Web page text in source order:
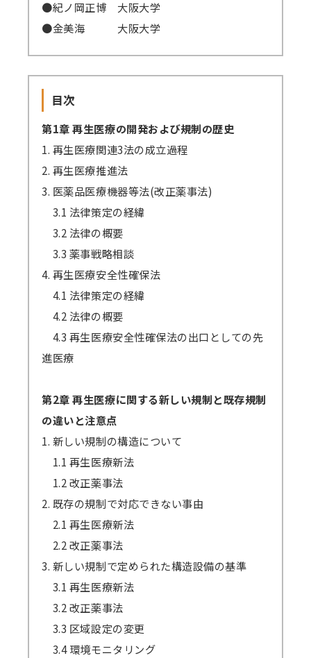
●紀ノ岡正博 大阪大学
●金美海 大阪大学
目次
第1章 再生医療の開発および規制の歴史
1. 再生医療関連3法の成立過程
2. 再生医療推進法
3. 医薬品医療機器等法(改正薬事法)
3.1 法律策定の経緯
3.2 法律の概要
3.3 薬事戦略相談
4. 再生医療安全性確保法
4.1 法律策定の経緯
4.2 法律の概要
4.3 再生医療安全性確保法の出口としての先
進医療
第2章 再生医療に関する新しい規制と既存規制
の違いと注意点
1. 新しい規制の構造について
1.1 再生医療新法
1.2 改正薬事法
2. 既存の規制で対応できない事由
2.1 再生医療新法
2.2 改正薬事法
3. 新しい規制で定められた構造設備の基準
3.1 再生医療新法
3.2 改正薬事法
3.3 区域設定の変更
3.4 環境モニタリング